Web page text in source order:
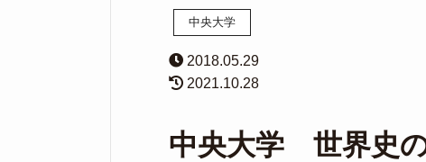
中央大学
2018.05.29
2021.10.28
中央大学 世界史